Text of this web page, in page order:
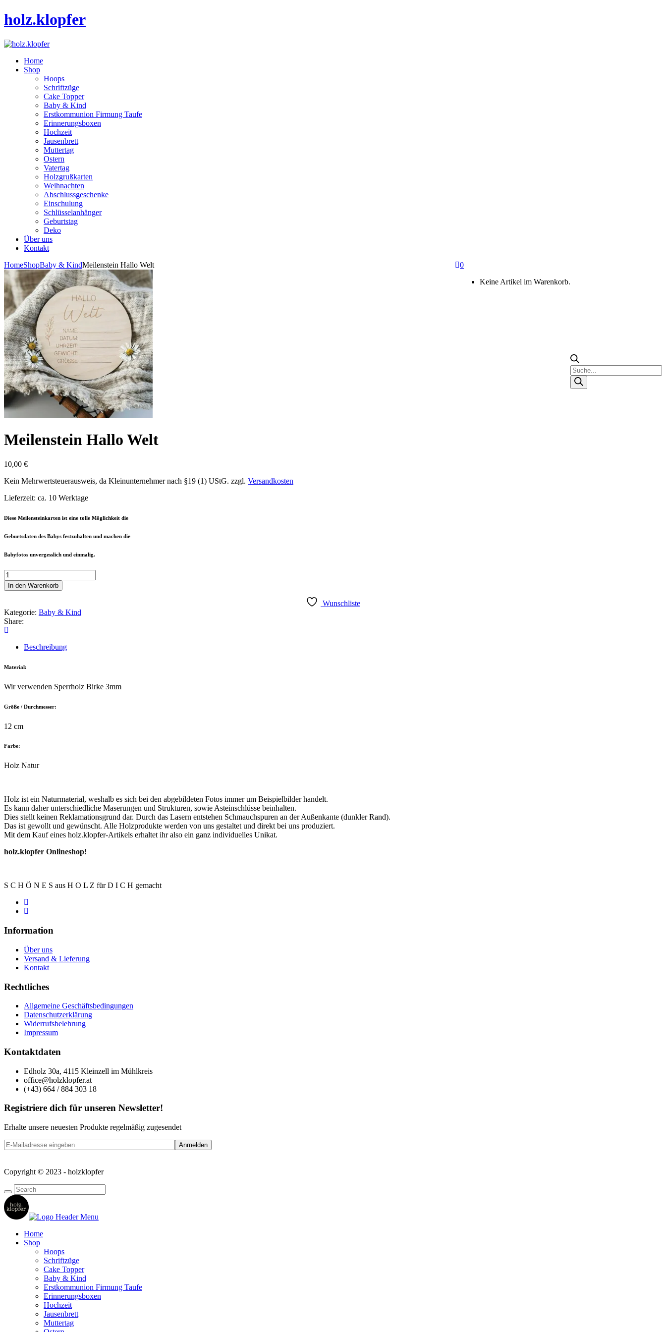
holz.klopfer
Home
Shop
Hoops
Schriftzüge
Cake Topper
Baby & Kind
Erstkommunion Firmung Taufe
Erinnerungsboxen
Hochzeit
Jausenbrett
Muttertag
Ostern
Vatertag
Holzgrußkarten
Weihnachten
Abschlussgeschenke
Einschulung
Schlüsselanhänger
Geburtstag
Deko
Über uns
Kontakt
Products
search
0
Keine Artikel im Warenkorb.
HomeShopBaby & KindMeilenstein Hallo Welt
Meilenstein Hallo Welt
10,00 €
Kein Mehrwertsteuerausweis, da Kleinunternehmer nach §19 (1) UStG. zzgl. Versandkosten
Lieferzeit: ca. 10 Werktage
Diese Meilensteinkarten ist eine tolle Möglichkeit die
Geburtsdaten des Babys festzuhalten und machen die
Babyfotos unvergesslich und einmalig.
Meilenstein
Hallo
Welt
In den Warenkorb
Wunschliste
Kategorie: Baby & Kind
Share:
Beschreibung
Material:
Wir verwenden Sperrholz Birke 3mm
Größe / Durchmesser:
12 cm
Farbe:
Holz Natur
Holz ist ein Naturmaterial, weshalb es sich bei den abgebildeten Fotos immer um Beispielbilder handelt.
Es kann daher unterschiedliche Maserungen und Strukturen, sowie Asteinschlüsse beinhalten.
Dies stellt keinen Reklamationsgrund dar. Durch das Lasern entstehen Schmauchspuren an der Außenkante (dunkler Rand).
Das ist gewollt und gewünscht. Alle Holzprodukte werden von uns gestaltet und direkt bei uns produziert.
Mit dem Kauf eines holz.klopfer-Artikels erhaltet ihr also ein ganz individuelles Unikat.
holz.klopfer Onlineshop!
S C H Ö N E S aus H O L Z für D I C H gemacht
Information
Über uns
Versand & Lieferung
Kontakt
Rechtliches
Allgemeine Geschäftsbedingungen
Datenschutzerklärung
Widerrufsbelehrung
Impressum
Kontaktdaten
Edholz 30a, 4115 Kleinzell im Mühlkreis
office@holzklopfer.at
(+43) 664 / 884 303 18
Registriere dich für unseren Newsletter!
Erhalte unsere neuesten Produkte regelmäßig zugesendet
Copyright © 2023 - holzklopfer
Home
Shop
Hoops
Schriftzüge
Cake Topper
Baby & Kind
Erstkommunion Firmung Taufe
Erinnerungsboxen
Hochzeit
Jausenbrett
Muttertag